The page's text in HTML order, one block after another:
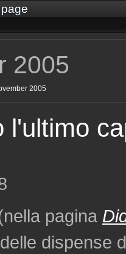
2005
2005
l'ultimo
pagina
dispense